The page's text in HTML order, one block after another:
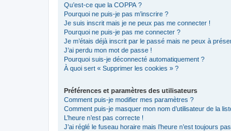
Qu’est-ce que la COPPA ?
Pourquoi ne puis-je pas m’inscrire ?
Je suis inscrit mais je ne peux pas me connecter !
Pourquoi ne puis-je pas me connecter ?
Je m’étais déjà inscrit par le passé mais ne peux à
J’ai perdu mon mot de passe !
Pourquoi suis-je déconnecté automatiquement ?
À quoi sert « Supprimer les cookies » ?
Préférences et paramètres des utilisateurs
Comment puis-je modifier mes paramètres ?
Comment puis-je masquer mon nom d’utilisateur de la
L’heure n’est pas correcte !
J’ai réglé le fuseau horaire mais l’heure n’est toujours